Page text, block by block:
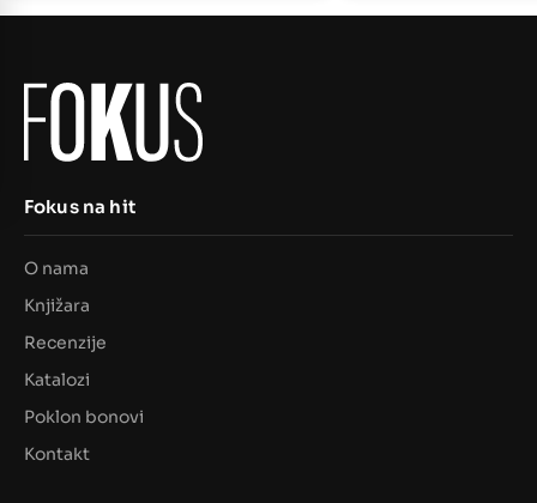
Fokus na hit
O nama
Knjižara
Recenzije
Katalozi
Poklon bonovi
Kontakt